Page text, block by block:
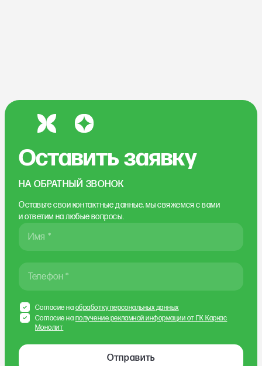
Оставить заявку
НА ОБРАТНЫЙ ЗВОНОК
Оставьте свои контактные данные, мы свяжемсяс вами
и ответим на любые вопросы.
Имя *
Телефон *
Отправить
Согласие на обработку персональных данных
Согласие на получение рекламной информации от ГК Каркас
Монолит